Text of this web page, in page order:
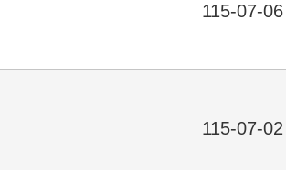
115-07-06
115-07-02